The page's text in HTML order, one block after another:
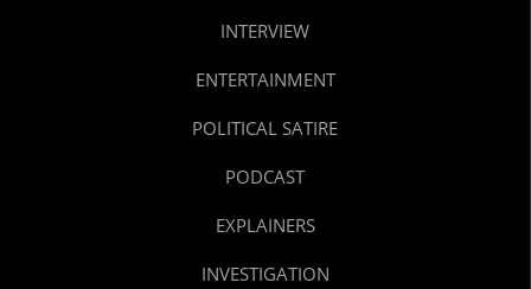
INTERVIEW
ENTERTAINMENT
POLITICAL SATIRE
PODCAST
EXPLAINERS
INVESTIGATION